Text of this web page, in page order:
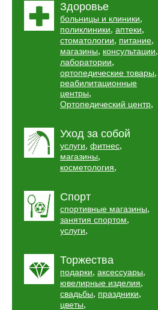
Здоровье
больницы и клиники,
поликлиники, аптеки,
стоматологии, питание,
магазины, консультации,
лаборатории,
ортопедические товары,
реабилитационные
центры,
Ортопедический центр,
Уход за собой
услуги, фитнес,
магазины,
косметология,
Спорт
спортивные магазины,
занятия спортом,
услуги,
Торжества
подарки, аксессуары,
ювелирные изделия,
свадьбы, праздники,
цветы,